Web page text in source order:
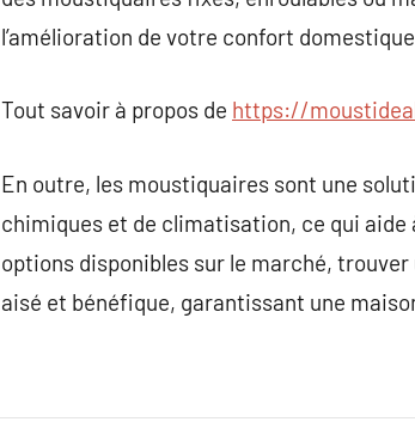
l’amélioration de votre confort
Tout savoir à propos de https://
En outre, les moustiquaires sont une
chimiques et de climatisation, ce qui
options disponibles sur le marché,
aisé et bénéfique, garantissant une